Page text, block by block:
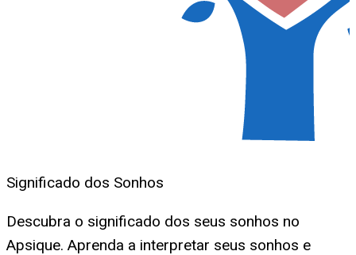
Significado dos Sonhos
Descubra o significado dos seus sonhos no
Apsique. Aprenda a interpretar seus sonhos e